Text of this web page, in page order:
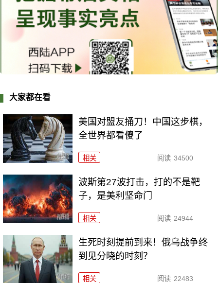
大家都在看
美国对盟友捅刀！中国这步棋，
全世界都看傻了
相关 阅读 34500
波斯第27波打击，打的不是靶
子，是美利坚命门
相关 阅读 24944
生死时刻提前到来！俄乌战争终
到见分晓的时刻？
相关 阅读 22483